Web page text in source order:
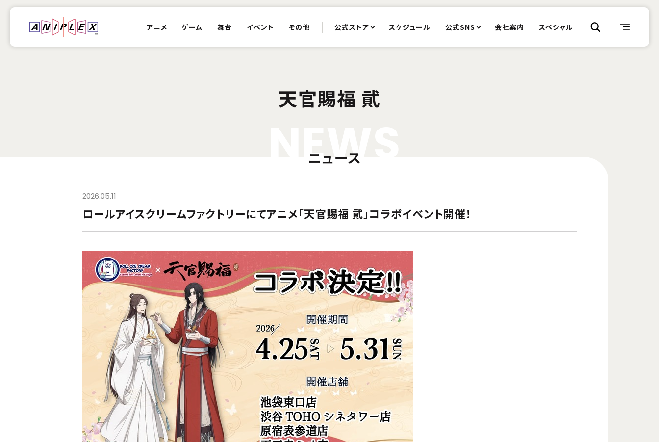
アニメ ゲーム 舞台 イベント その他 公式ストア スケジュール 公式SNS 会社案内 スペシャル
天官賜福 貮
EW
ニュース
2026.05.11
ロールアイスクリームファクトリーにてアニメ「天官賜福 貮」コラボイベント開催！